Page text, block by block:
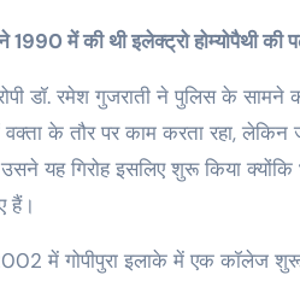
1990 में की थी इलेक्ट्रो होम्योपैथी की
डॉ. रमेश गुजराती ने पुलिस के
के तौर पर काम करता रहा, लेकिन
यह गिरोह इसलिए शुरू किया क्योंकि
हैं।
में गोपीपुरा इलाके में एक कॉलेज